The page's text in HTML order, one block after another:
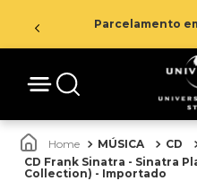
Parcelamento
MÚSICA CD
CD Frank Sinatra - Sinatra
Collection) - Importado